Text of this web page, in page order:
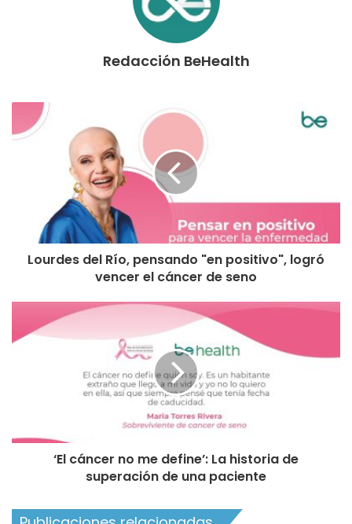
Redacción BeHealth
Lourdes del Río, pensando "en positivo", logró
vencer el cáncer de seno
‘El cáncer no me define’: La historia de
superación de una paciente